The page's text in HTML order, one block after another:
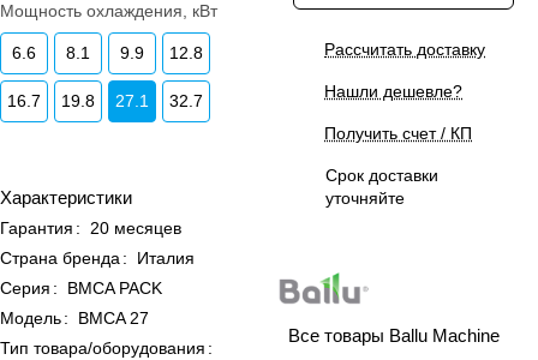
Мощность охлаждения, кВт
6.6 8.1 9.9 12.8
16.7 19.8 27.1 32.7
Характеристики
Гарантия :
20 месяцев
Страна бренда :
Италия
Серия :
BMCA PACK
Модель:
BMCA 27
Тип товара/оборудования :
Рассчитать доставку
Нашли дешевле?
Получить счет / КП
Срок доставки
уточняйте
Все товары Ballu Machine